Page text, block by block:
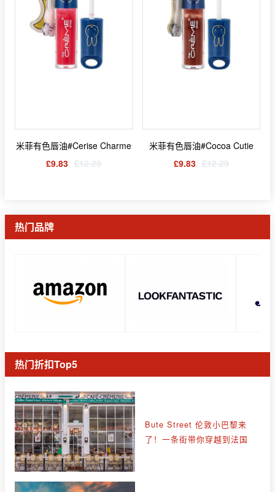
米菲有色唇油#Cerise Charme
£9.83 £12.29
米菲有色唇油#Cocoa Cutie
£9.83 £12.29
热门品牌
热门折扣Top5
Bute Street 伦敦小巴黎来
了！一条街带你穿越到法国